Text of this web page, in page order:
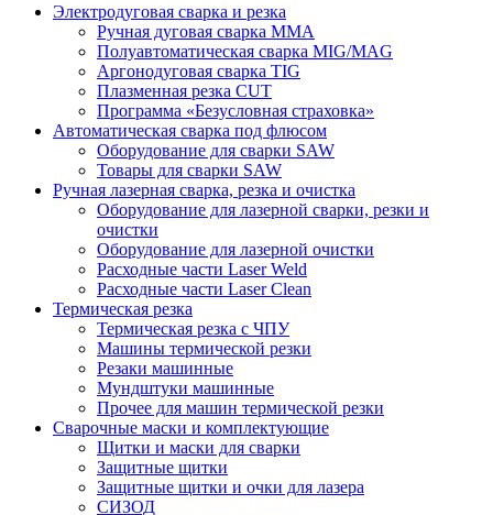
Электродуговая сварка и резка
Ручная дуговая сварка MMA
Полуавтоматическая сварка MIG/MAG
Аргонодуговая сварка TIG
Плазменная резка CUT
Программа «Безусловная страховка»
Автоматическая сварка под флюсом
Оборудование для сварки SAW
Товары для сварки SAW
Ручная лазерная сварка, резка и очистка
Оборудование для лазерной сварки, резки и
очистки
Оборудование для лазерной очистки
Расходные части Laser Weld
Расходные части Laser Clean
Термическая резка
Термическая резка с ЧПУ
Машины термической резки
Резаки машинные
Мундштуки машинные
Прочее для машин термической резки
Сварочные маски и комплектующие
Щитки и маски для сварки
Защитные щитки
Защитные щитки и очки для лазера
СИЗОД